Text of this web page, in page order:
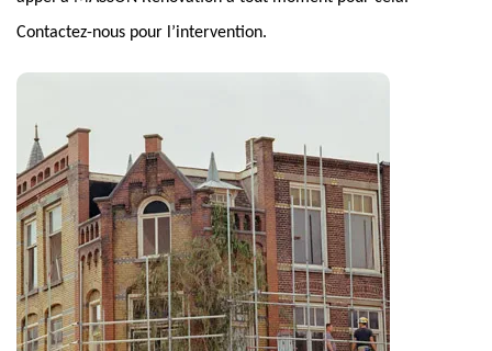
Contactez-nous pour l’intervention.